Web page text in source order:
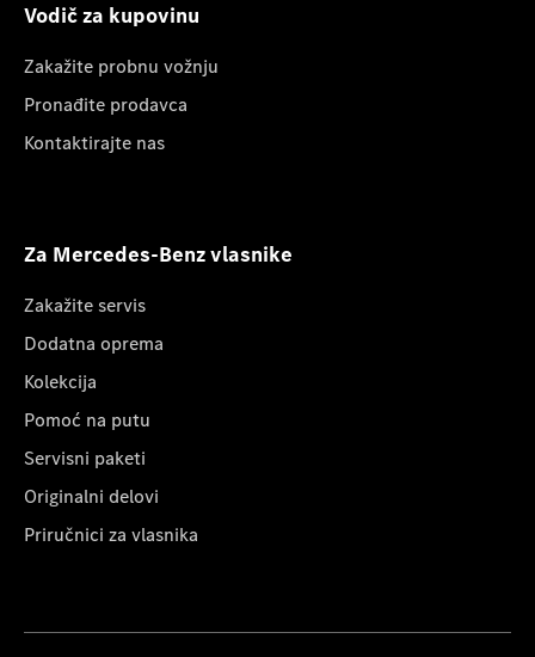
Vodič za kupovinu
Zakažite probnu vožnju
Pronađite prodavca
Kontaktirajte nas
Za Mercedes-Benz vlasnike
Zakažite servis
Dodatna oprema
Kolekcija
Pomoć na putu
Servisni paketi
Originalni delovi
Priručnici za vlasnika